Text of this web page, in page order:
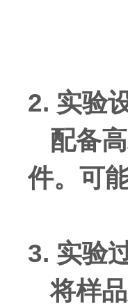
2. 实验
配备
件。可
3. 实验
将样